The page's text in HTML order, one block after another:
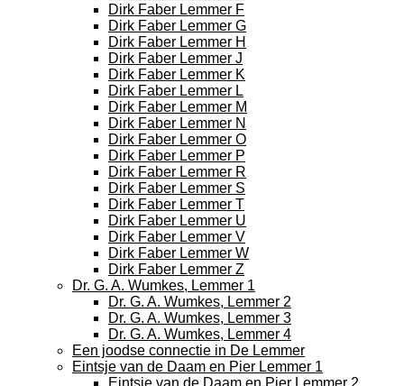
Dirk Faber Lemmer F
Dirk Faber Lemmer G
Dirk Faber Lemmer H
Dirk Faber Lemmer J
Dirk Faber Lemmer K
Dirk Faber Lemmer L
Dirk Faber Lemmer M
Dirk Faber Lemmer N
Dirk Faber Lemmer O
Dirk Faber Lemmer P
Dirk Faber Lemmer R
Dirk Faber Lemmer S
Dirk Faber Lemmer T
Dirk Faber Lemmer U
Dirk Faber Lemmer V
Dirk Faber Lemmer W
Dirk Faber Lemmer Z
Dr. G. A. Wumkes, Lemmer 1
Dr. G. A. Wumkes, Lemmer 2
Dr. G. A. Wumkes, Lemmer 3
Dr. G. A. Wumkes, Lemmer 4
Een joodse connectie in De Lemmer
Eintsje van de Daam en Pier Lemmer 1
Eintsje van de Daam en Pier Lemmer 2